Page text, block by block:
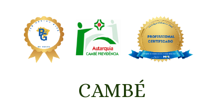
CAMBÉ